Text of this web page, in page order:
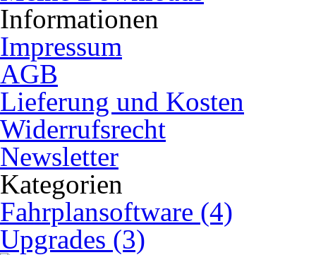
Informationen
Impressum
AGB
Lieferung und Kosten
Widerrufsrecht
Newsletter
Kategorien
Fahrplansoftware (4)
Upgrades (3)